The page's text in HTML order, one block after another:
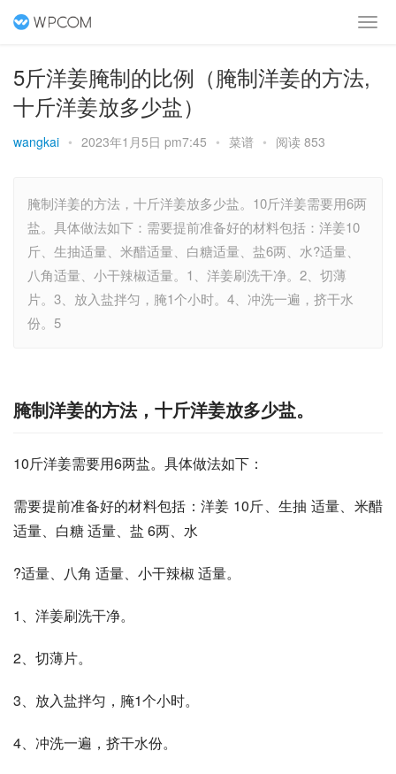
5斤洋姜腌制的比例（腌制洋姜的方法,
十斤洋姜放多少盐）
wangkai • 2023年1月5日 pm7:45 • 菜谱 • 阅读 853
腌制洋姜的方法，十斤洋姜放多少盐。10斤洋姜需要用6两
盐。具体做法如下：需要提前准备好的材料包括：洋姜10
斤、生抽适量、米醋适量、白糖适量、盐6两、水?适量、
八角适量、小干辣椒适量。1、洋姜刷洗干净。2、切薄
片。3、放入盐拌匀，腌1个小时。4、冲洗一遍，挤干水
份。5
腌制洋姜的方法，十斤洋姜放多少盐。
10斤洋姜需要用6两盐。具体做法如下：
需要提前准备好的材料包括：洋姜 10斤、生抽 适量、米醋
适量、白糖 适量、盐 6两、水
?适量、八角 适量、小干辣椒 适量。
1、洋姜刷洗干净。
2、切薄片。
3、放入盐拌匀，腌1个小时。
4、冲洗一遍，挤干水份。